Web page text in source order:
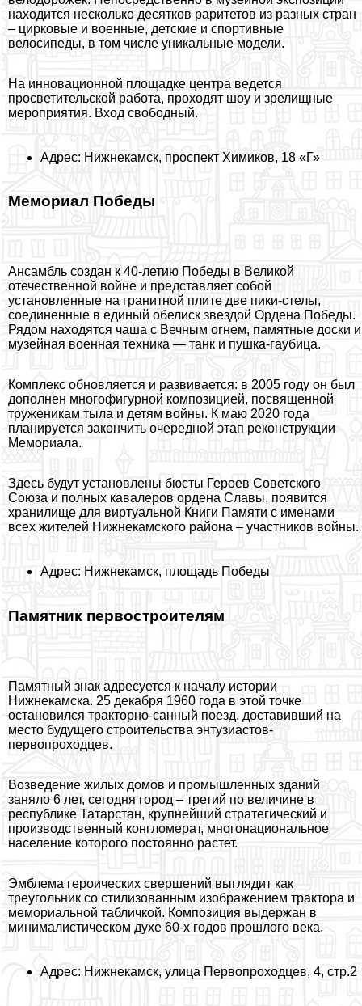
находится несколько десятков раритетов из разных стран
– цирковые и военные, детские и спортивные
велосипеды, в том числе уникальные модели.
На инновационной площадке центра ведется
просветительской работа, проходят шоу и зрелищные
мероприятия. Вход свободный.
Адрес: Нижнекамск, проспект Химиков, 18 «Г»
Мемориал Победы
Ансамбль создан к 40-летию Победы в Великой
отечественной войне и представляет собой
установленные на гранитной плите две пики-стелы,
соединенные в единый обелиск звездой Ордена Победы.
Рядом находятся чаша с Вечным огнем, памятные доски и
музейная военная техника — танк и пушка-гаубица.
Комплекс обновляется и развивается: в 2005 году он был
дополнен многофигурной композицией, посвященной
труженикам тыла и детям войны. К маю 2020 года
планируется закончить очередной этап реконструкции
Мемориала.
Здесь будут установлены бюcты Героев Советского
Союза и полных кавалеров ордена Славы, появится
хранилище для виртуальной Книги Памяти с именами
всех жителей Нижнекамского района – участников войны.
Адрес: Нижнекамск, площадь Победы
Памятник первостроителям
Памятный знак адресуется к началу истории
Нижнекамска. 25 декабря 1960 года в этой точке
остановился тpaкторно-санный поезд, доставивший на
место будущего строительства энтузиастов-
первопроходцев.
Возведение жилых домов и промышленных зданий
заняло 6 лет, сегодня город – третий по величине в
республике Татарстан, крупнейший стратегический и
производственный конгломерат, многонациональное
население которого постоянно растет.
Эмблема героических свершений выглядит как
треугольник со стилизованным изображением тpaктора и
мемориальной табличкой. Композиция выдержан в
минималистическом духе 60-х годов прошлого века.
Адрес: Нижнекамск, улица Первопроходцев, 4, стр.2